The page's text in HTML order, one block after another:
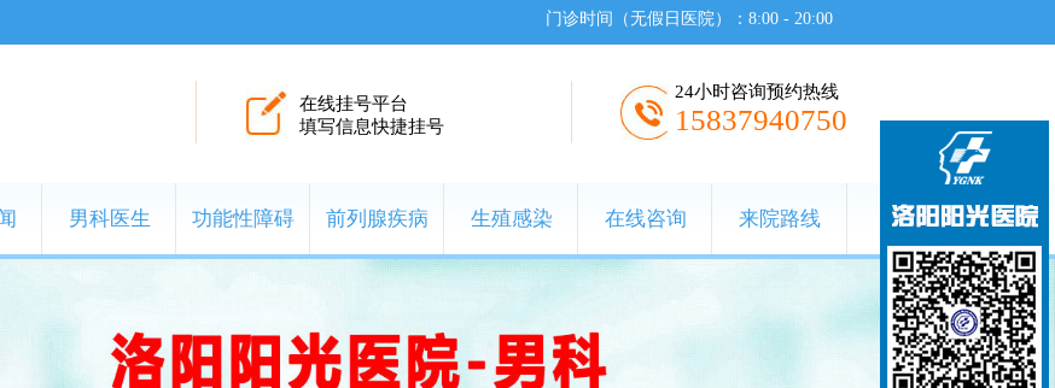
门诊时间（无假日医院）：8:00 - 20:00
在线挂号平台
填写信息快捷挂号
24小时咨询预约热线
15837940750
男科医生 功能性障碍 前列腺疾病 生殖感染 在线咨询 来院路线